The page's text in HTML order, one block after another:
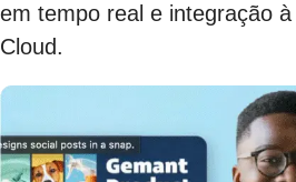
em tempo real e integração
Cloud.